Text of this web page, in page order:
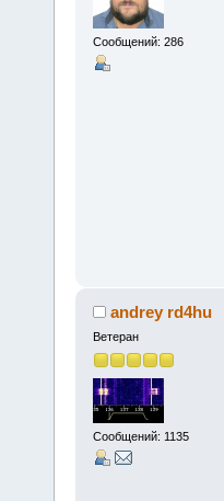
Сообщений: 286
andrey rd4hu
Ветеран
Сообщений: 1135